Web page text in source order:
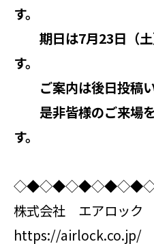
す。
期日は7月23日（土
す。
ご案内は後日投稿い
是非皆様のご来場を
す。
株式会社 エアロック
https://airlock.co.jp/